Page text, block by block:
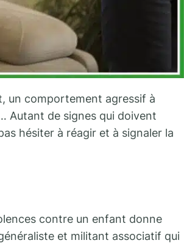
un comportement agressif à
Autant de signes qui doivent
hésiter à réagir et à signaler la
contre un enfant donne
et militant associatif qui